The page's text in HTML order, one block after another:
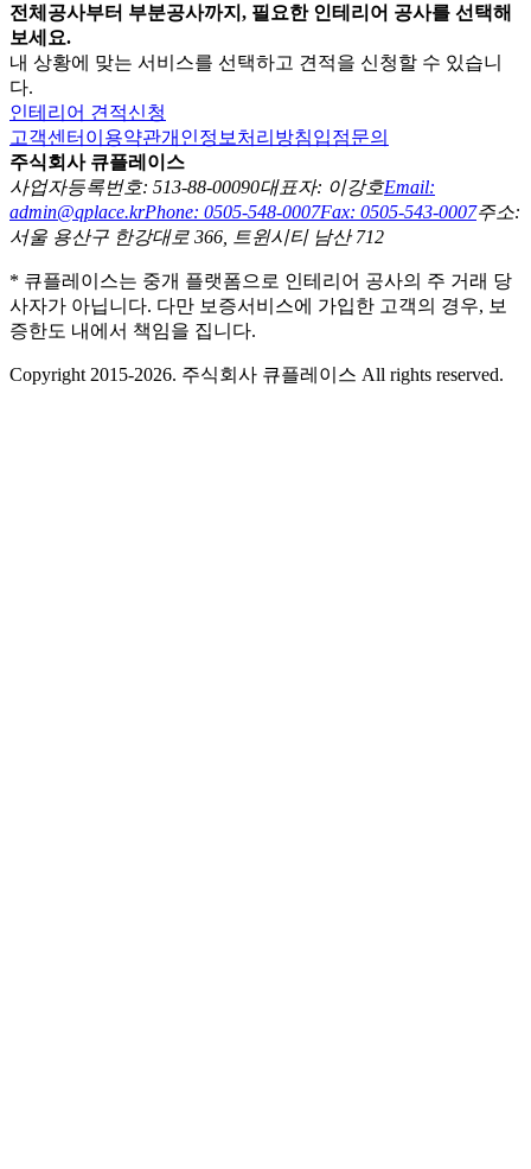
전체공사부터 부분공사까지, 필요한 인테리어 공사를 선택해
보세요.
내 상황에 맞는 서비스를 선택하고 견적을 신청할 수 있습니
다.
인테리어 견적신청
고객센터 이용약관개인정보처리방침입점문의
주식회사 큐플레이스
사업자등록번호: 513-88-00090대표자: 이강호Email:
admin@qplace.krPhone: 0505-548-0007Fax: 0505-543-0007주소:
서울 용산구 한강대로 366, 트윈시티 남산 712
* 큐플레이스는 중개 플랫폼으로 인테리어 공사의 주 거래 당
사자가 아닙니다. 다만 보증서비스에 가입한 고객의 경우, 보
증한도 내에서 책임을 집니다.
Copyright 2015-2026. 주식회사 큐플레이스 All rights reserved.